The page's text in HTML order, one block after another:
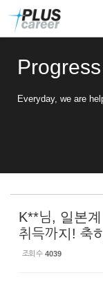
Everyday, we are
K**님, 일본
취득까지! 축
조회 수 4039